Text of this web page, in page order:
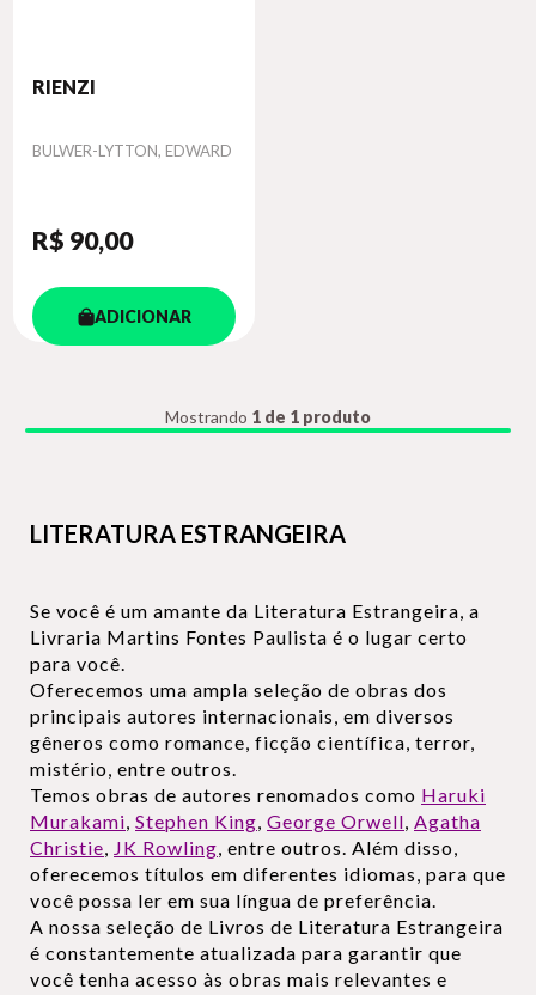
RIENZI
Autor
BULWER-LYTTON, EDWARD
R$ 90,00
ADICIONAR
Mostrando 1 de 1 produto
LITERATURA ESTRANGEIRA
Se você é um amante da Literatura Estrangeira, a
Livraria Martins Fontes Paulista é o lugar certo
para você.
Oferecemos uma ampla seleção de obras dos
principais autores internacionais, em diversos
gêneros como romance, ficção científica, terror,
mistério, entre outros.
Temos obras de autores renomados como Haruki
Murakami, Stephen King, George Orwell, Agatha
Christie, JK Rowling, entre outros. Além disso,
oferecemos títulos em diferentes idiomas, para que
você possa ler em sua língua de preferência.
A nossa seleção de Livros de Literatura Estrangeira
é constantemente atualizada para garantir que
você tenha acesso às obras mais relevantes e